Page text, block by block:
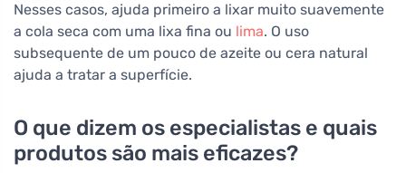
Nesses casos, ajuda primeiro a lixar muito suavemente
a cola seca com uma lixa fina ou lima. O uso
subsequente de um pouco de azeite ou cera natural
ajuda a tratar a superfície.
O que dizem os especialistas e quais
produtos são mais eficazes?